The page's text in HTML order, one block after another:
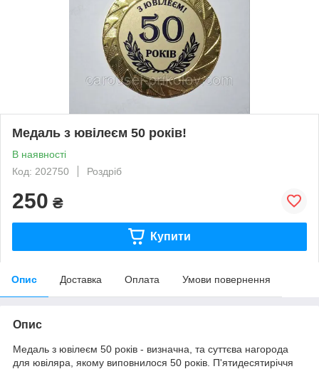
Медаль з ювілеєм 50 років!
В наявності
Код: 202750
Роздріб
250 ₴
Купити
Опис Доставка Оплата Умови повернення
Опис
Медаль з ювілеєм 50 років - визначна, та суттєва нагорода
для ювіляра, якому виповнилося 50 років. П'ятидесятиріччя